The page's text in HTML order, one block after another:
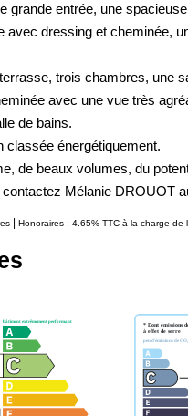
grande entrée, une
dressing et cheminée,
trois chambres, une
avec une vue très
de bains.
classée énergétiquement.
de beaux volumes, du
Mélanie DROUOT
Honoraires : 4.65% TTC à la charge de